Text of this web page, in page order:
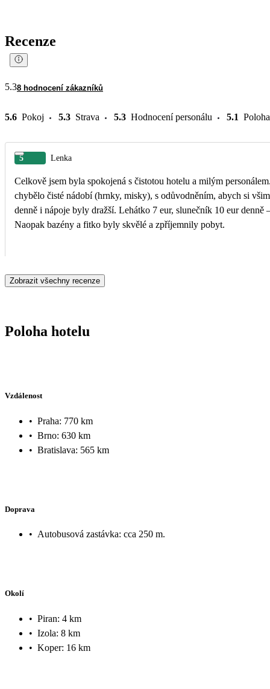
Recenze
5.38 hodnocení zákazníků
5.6 Pokoj 5.3 Strava 5.3 Hodnocení personálu 5.1 Poloha
5 Lenka
Celkově jsem byla spokojená s čistotou hotelu a milým
chybělo čisté nádobí (hrnky, misky), s odůvodněním, abych si
denně i nápoje byly dražší. Lehátko 7 eur, slunečník 10 eur denně
Naopak bazény a fitko byly skvělé a zpříjemnily pobyt.
Zobrazit všechny recenze
Poloha hotelu
Vzdálenost
• Praha: 770 km
• Brno: 630 km
• Bratislava: 565 km
Doprava
• Autobusová zastávka: cca 250 m.
Okolí
• Piran: 4 km
• Izola: 8 km
• Koper: 16 km